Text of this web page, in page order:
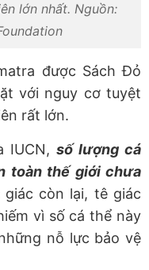
lớn nhất. Nguồn:
được Sách Đỏ
với nguy cơ tuyệt
rất lớn.
IUCN, số lượng cá
toàn thế giới chưa
còn lại, tê giác
vì số cá thể này
nỗ lực bảo vệ